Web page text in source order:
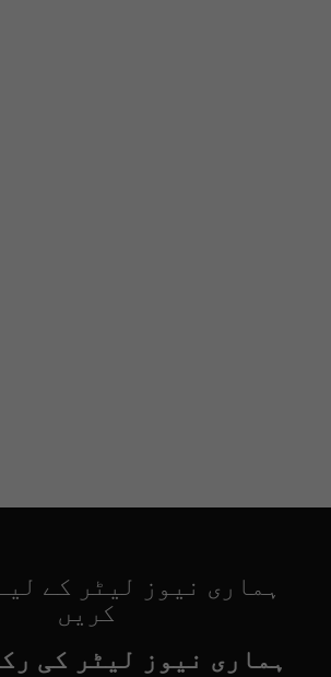
ہماری نیوز لیٹر کے
کریں
ہماری نیوز لیٹر کی